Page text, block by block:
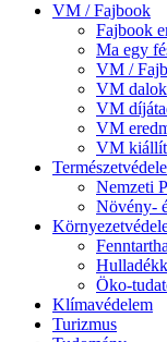
VM / Fajbook
Fajbook
Ma egy
VM /
VM dalok
VM
VM
VM
Nemzeti
Növény-
Öko-
Klímavédelem
Turizmus